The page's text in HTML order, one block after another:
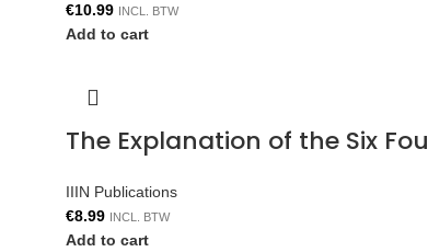
€10.99 INCL. BTW
Add to cart
The Explanation of the Six
IIIN Publications
€8.99 INCL. BTW
Add to cart